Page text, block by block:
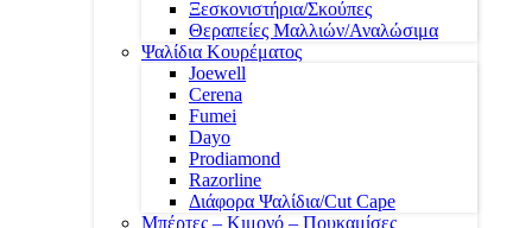
Ξεσκονιστήρια/Σκούπες
Θεραπείες Μαλλιών/Αναλώσιμα
Ψαλίδια Κουρέματος
Joewell
Cerena
Fumei
Dayo
Prodiamond
Razorline
Διάφορα Ψαλίδια/Cut Cape
Μπέρτες – Κιμονό – Πουκαμίσες